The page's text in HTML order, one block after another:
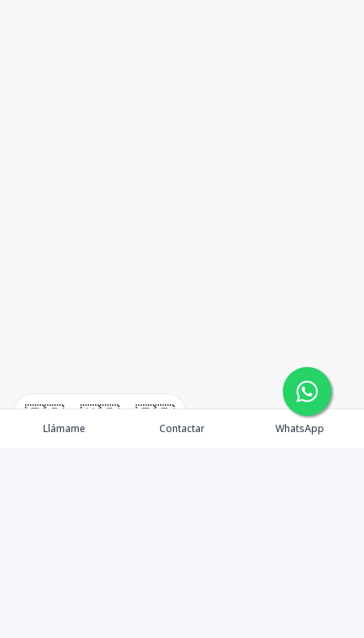
🇪🇸 🇺🇸 🇫🇷
Llámame Contactar WhatsApp